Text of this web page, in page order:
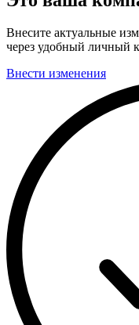
Внесите актуальные
через удобный личный
Внести изменения